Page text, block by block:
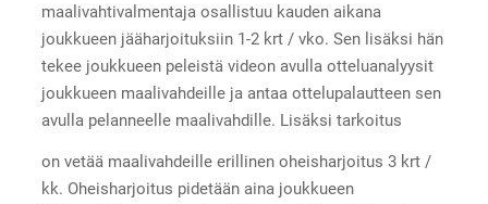
maalivahtivalmentaja osallistuu kauden aikana
joukkueen jääharjoituksiin 1-2 krt / vko. Sen lisäksi hän
tekee joukkueen peleistä videon avulla otteluanalyysit
joukkueen maalivahdeille ja antaa ottelupalautteen sen
avulla pelanneelle maalivahdille. Lisäksi tarkoitus
on vetää maalivahdeille erillinen oheisharjoitus 3 krt /
kk. Oheisharjoitus pidetään aina joukkueen